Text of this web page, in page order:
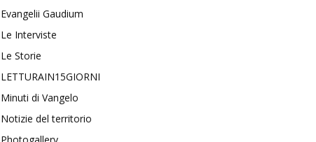
Evangelii Gaudium
Le Interviste
Le Storie
LETTURAIN15GIORNI
Minuti di Vangelo
Notizie del territorio